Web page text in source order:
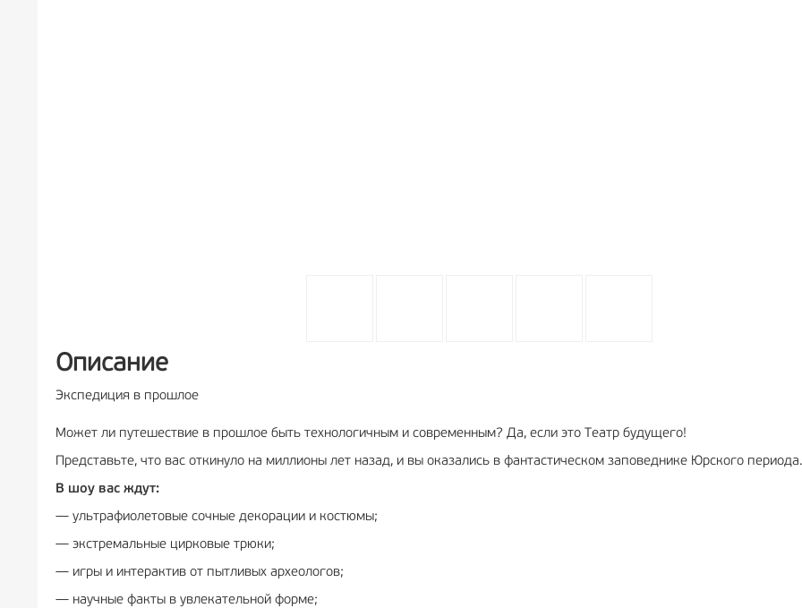
Описание
Экспедиция в прошлое
Может ли путешествие в прошлое быть технологичным и современным? Да, если это Театр будущего!
Представьте, что вас откинуло на миллионы лет назад, и вы оказались в фантастическом заповеднике Юрского
В шоу вас ждут:
— ультрафиолетовые сочные декорации и костюмы;
— экстремальные цирковые трюки;
— игры и интерактив от пытливых археологов;
— научные факты в увлекательной форме;